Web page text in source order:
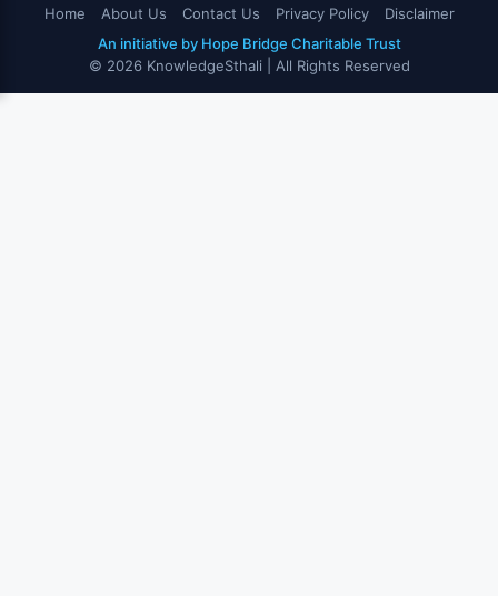
Home About Us Contact Us Privacy Policy
Disclaimer
An initiative by Hope Bridge Charitable Trust
© 2026 KnowledgeSthali | All Rights Reserved